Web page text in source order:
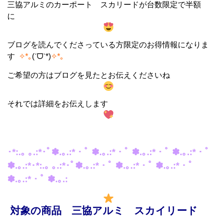
三協アルミのカーポート スカリードが台数限定で半額
に
ブログを読んでくださっている方限定のお得情報になりま
す ✧*｡ (ˊᗜˋ*)✧*｡
ご希望の方はブログを見たとお伝えくださいね
それでは詳細をお伝えします
･*:.｡ ｡.:*･ﾟ✽.｡.:*・ﾟ ✽.｡.:*・ﾟ ✽.｡.:*・ﾟ ✽.｡.:*・ﾟ
✽.｡.:*･*:.｡ ｡.:*･ﾟ✽.｡.:*・ﾟ ✽.｡.:*・ﾟ ✽.｡.:*・ﾟ
✽.｡.:*・ﾟ ✽.｡.:
対象の商品 三協アルミ スカイリード